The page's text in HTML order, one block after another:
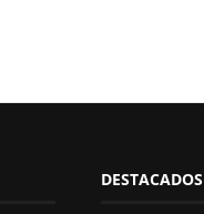
DESTACADOS